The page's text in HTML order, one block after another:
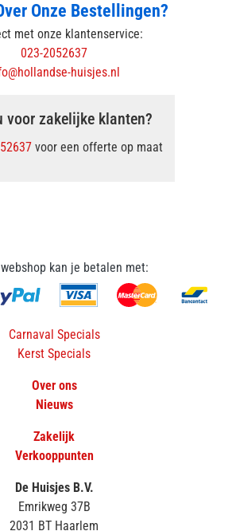
Onze Bestellingen?
met onze klantenservice:
023-2052637
huisjes.nl
voor zakelijke klanten?
voor een offerte op maat
kan je betalen met:
Carnaval Specials
Kerst Specials
Over ons
Nieuws
Zakelijk
Verkooppunten
De Huisjes B.V.
Emrikweg 37B
2031 BT Haarlem